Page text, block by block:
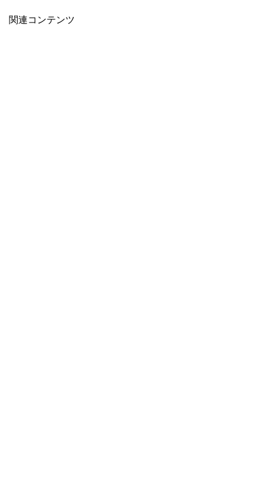
関連コンテンツ